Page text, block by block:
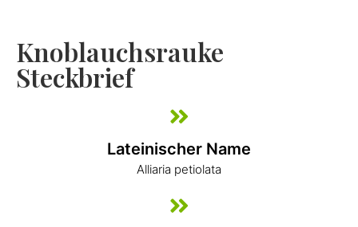
Knoblauchsrauke
Steckbrief
Lateinischer Name
Alliaria petiolata